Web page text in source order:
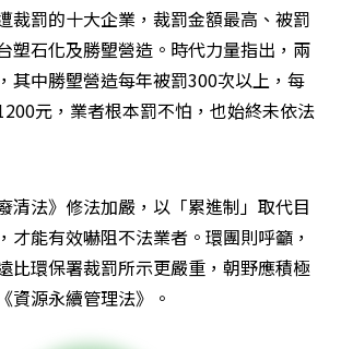
裁罰的十大企業，裁罰金額最高、被罰
塑石化及勝朢營造。時代力量指出，兩
其中勝朢營造每年被罰300次以上，每
元，業者根本罰不怕，也始終未依法
清法》修法加嚴，以「累進制」取代目
才能有效嚇阻不法業者。環團則呼籲，
比環保署裁罰所示更嚴重，朝野應積極
資源永續管理法》。